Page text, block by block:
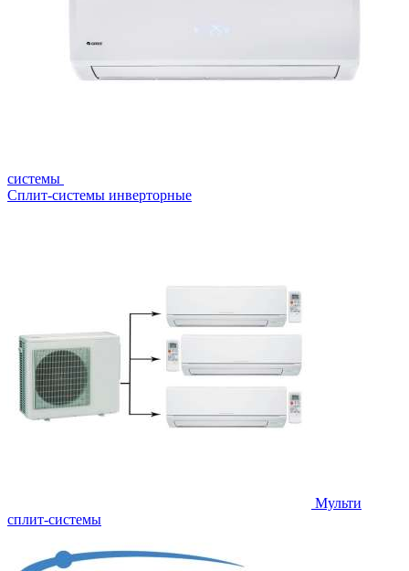
системы
Сплит-системы инверторные
Мульти
сплит-системы